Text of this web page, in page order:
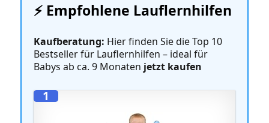
⚡️ Empfohlene Lauflernhilfen
Kaufberatung: Hier finden Sie die Top 10
Bestseller für Lauflernhilfen – ideal für
Babys ab ca. 9 Monaten jetzt kaufen
1